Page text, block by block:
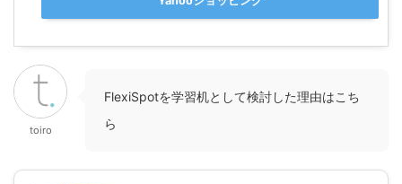
toiro
FlexiSpotを学習机として検討した理由はこち
ら